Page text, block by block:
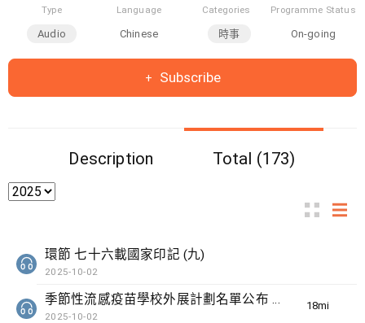
Type
Audio
Language
Chinese
Categories
時事
Programme Status
On-going
Subscribe
Description Total (173)
環節 七十六載國家印記 (九)
2025-10-02
18min(s)
季節性流感疫苗學校外展計劃名單公布 參與學校數目增加
2025-10-02